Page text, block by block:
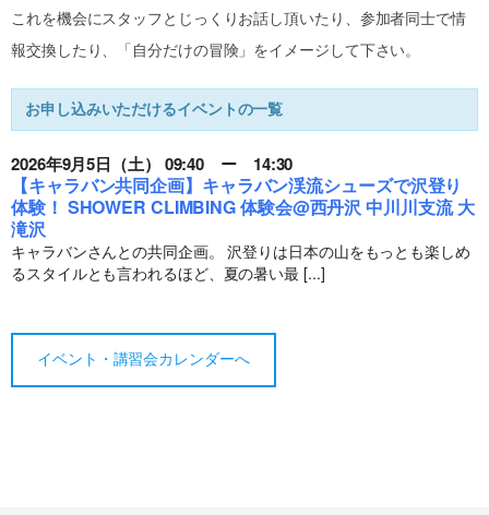
これを機会にスタッフとじっくりお話し頂いたり、参加者同士で情
報交換したり、「自分だけの冒険」をイメージして下さい。
お申し込みいただけるイベントの一覧
2026年9月5日（土） 09:40 ー 14:30
【キャラバン共同企画】キャラバン渓流シューズで沢登り
体験！ SHOWER CLIMBING 体験会@西丹沢 中川川支流 大
滝沢
キャラバンさんとの共同企画。 沢登りは日本の山をもっとも楽しめ
るスタイルとも言われるほど、夏の暑い最 [...]
イベント・講習会カレンダーへ